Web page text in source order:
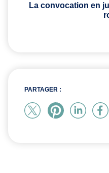
La convocation en
PARTAGER :